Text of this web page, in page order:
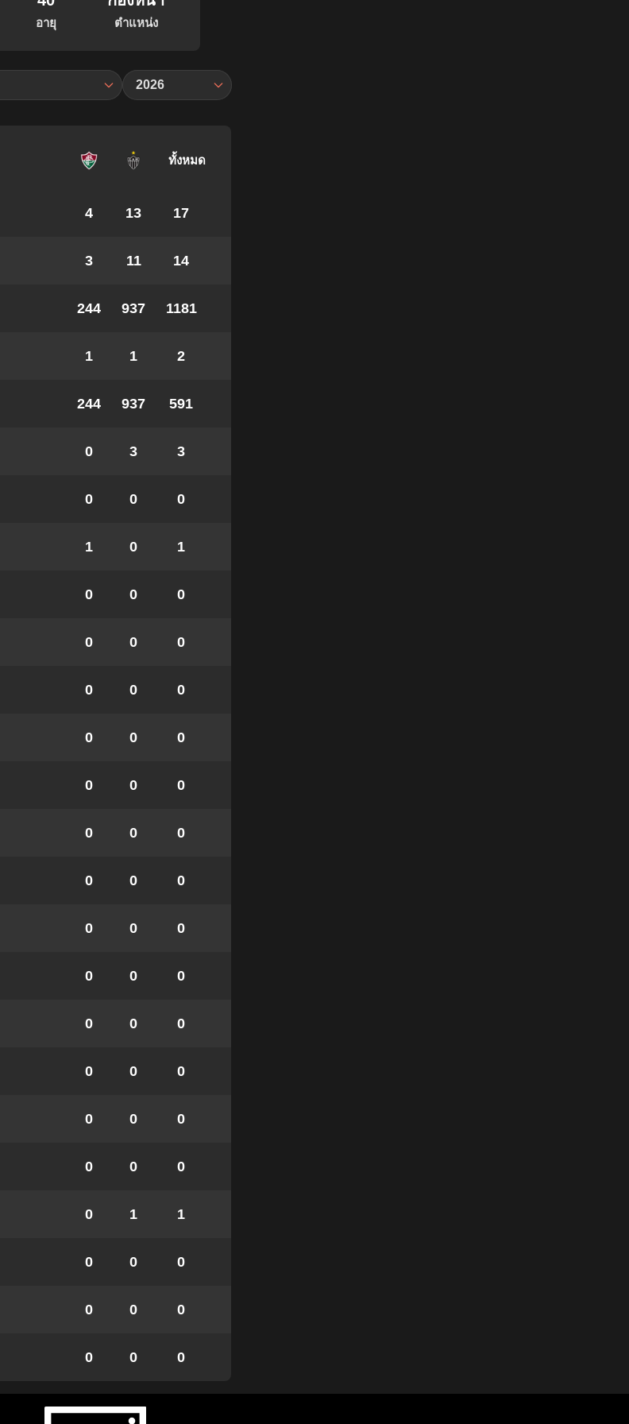
อายุ ตำแหน่ง
2026
ทั้งหมด
4 13 17
3 11 14
244 937 1181
1 1 2
244 937 591
0 3 3
0 0 0
1 0 1
0 0 0
0 0 0
0 0 0
0 0 0
0 0 0
0 0 0
0 0 0
0 0 0
0 0 0
0 0 0
0 0 0
0 0 0
0 0 0
0 1 1
0 0 0
0 0 0
0 0 0